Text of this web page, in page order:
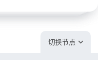
切换节点